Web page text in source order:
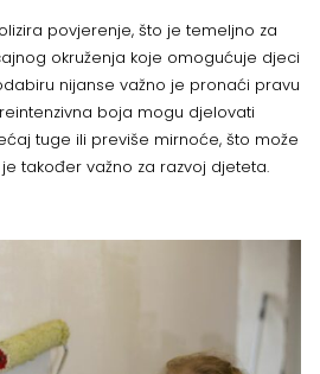
povjerenje, što je temeljno za
okruženja koje omogućuje djeci
nijanse važno je pronaći pravu
boja mogu djelovati
tuge ili previše mirnoće, što može
također važno za razvoj djeteta.